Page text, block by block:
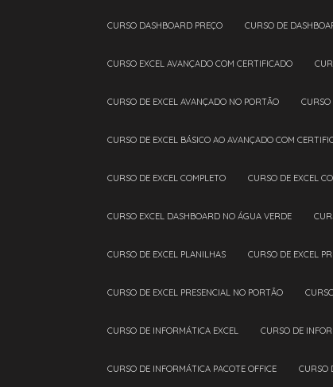
CURSO DASHBOARD PREÇO CURSO DE
CURSO EXCEL AVANÇADO COM CERTIFICADO
CURSO DE EXCEL AVANÇADO NO PORTÃO
CURSO DE EXCEL BÁSICO AO AVANÇADO COM
CURSO DE EXCEL COMPLETO CURSO DE EXCEL
CURSO EXCEL DASHBOARD NO ÁGUA VERDE
CURSO DE EXCEL PLANILHAS CURSO DE EXCEL
CURSO DE EXCEL PRESENCIAL NO PORTÃO
CURSO DE INFORMÁTICA EXCEL CURSO DE
CURSO DE INFORMÁTICA PACOTE OFFICE